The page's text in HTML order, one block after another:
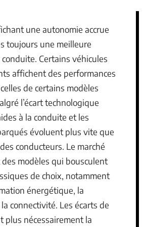
une autonomie accrue
toujours une meilleure
Certains véhicules
affichent des performances
de certains modèles
l’écart technologique
à la conduite et les
évoluent plus vite que
conducteurs. Le marché
modèles qui bousculent
de choix, notamment
énergétique, la
connectivité. Les écarts de
plus nécessairement la